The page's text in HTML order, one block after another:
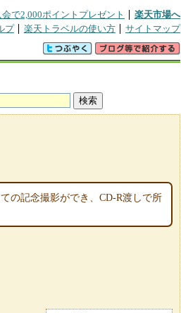
で2,000ポイントプレゼント
楽天市場へ
プ 楽天トラベルの使い方 サイトマップ
の記念撮影ができ、CD-R渡しで所